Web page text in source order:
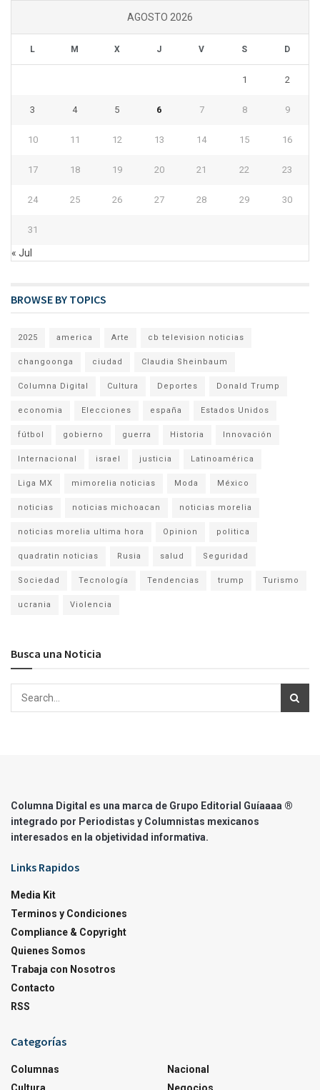
AGOSTO 2026
L M X J V S D
1 2
3 4 5 6 7 8 9
10 11 12 13 14 15 16
17 18 19 20 21 22 23
24 25 26 27 28 29 30
31
« Jul
BROWSE BY TOPICS
2025 america Arte cb television noticias
changoonga ciudad Claudia Sheinbaum
Columna Digital Cultura Deportes Donald Trump
economia Elecciones españa Estados Unidos
fútbol gobierno guerra Historia Innovación
Internacional israel justicia Latinoamérica
Liga MX mimorelia noticias Moda México
noticias noticias michoacan noticias morelia
noticias morelia ultima hora Opinion politica
quadratin noticias Rusia salud Seguridad
Sociedad Tecnología Tendencias trump Turismo
ucrania Violencia
Busca una Noticia
Columna Digital es una marca de Grupo Editorial Guíaaaa ®
integrado por Periodistas y Columnistas mexicanos
interesados en la objetividad informativa.
Links Rapidos
Media Kit
Terminos y Condiciones
Compliance & Copyright
Quienes Somos
Trabaja con Nosotros
Contacto
RSS
Categorías
Columnas
Nacional